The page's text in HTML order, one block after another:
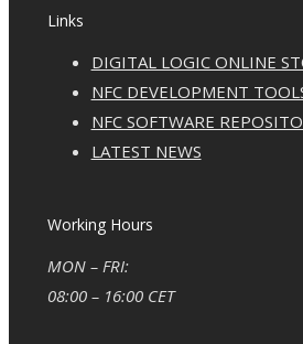
Links
DIGITAL LOGIC ONLINE
NFC DEVELOPMENT
NFC SOFTWARE
LATEST NEWS
Working Hours
MON – FRI:
08:00 – 16:00 CET